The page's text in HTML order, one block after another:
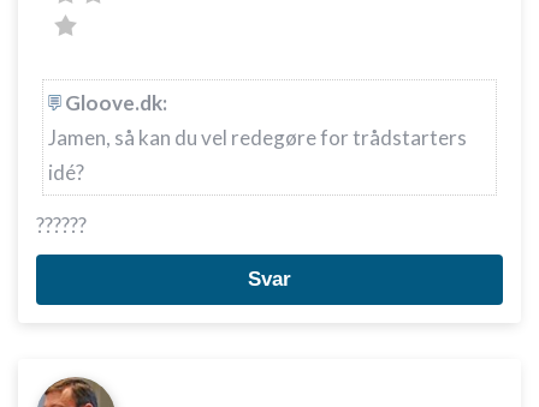
Gloove.dk:
Jamen, så kan du vel redegøre for trådstarters
idé?
??????
Svar